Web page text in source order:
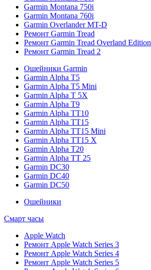
Garmin Montana 750i
Garmin Montana 760i
Garmin Overlander MT-D
Ремонт Garmin Tread
Ремонт Garmin Tread Overland Edition
Ремонт Garmin Tread 2
Ошейники Garmin
Garmin Alpha T5
Garmin Alpha T5 Mini
Garmin Alpha T 5X
Garmin Alpha T9
Garmin Alpha TT10
Garmin Alpha TT15
Garmin Alpha TT15 Mini
Garmin Alpha TT15 X
Garmin Alpha T20
Garmin Alpha TT 25
Garmin DC30
Garmin DC40
Garmin DC50
Ошейники
Смарт часы
Apple Watch
Ремонт Apple Watch Series 3
Ремонт Apple Watch Series 4
Ремонт Apple Watch Series 5